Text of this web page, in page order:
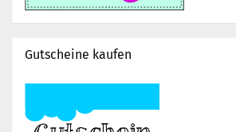
Gutscheine kaufen